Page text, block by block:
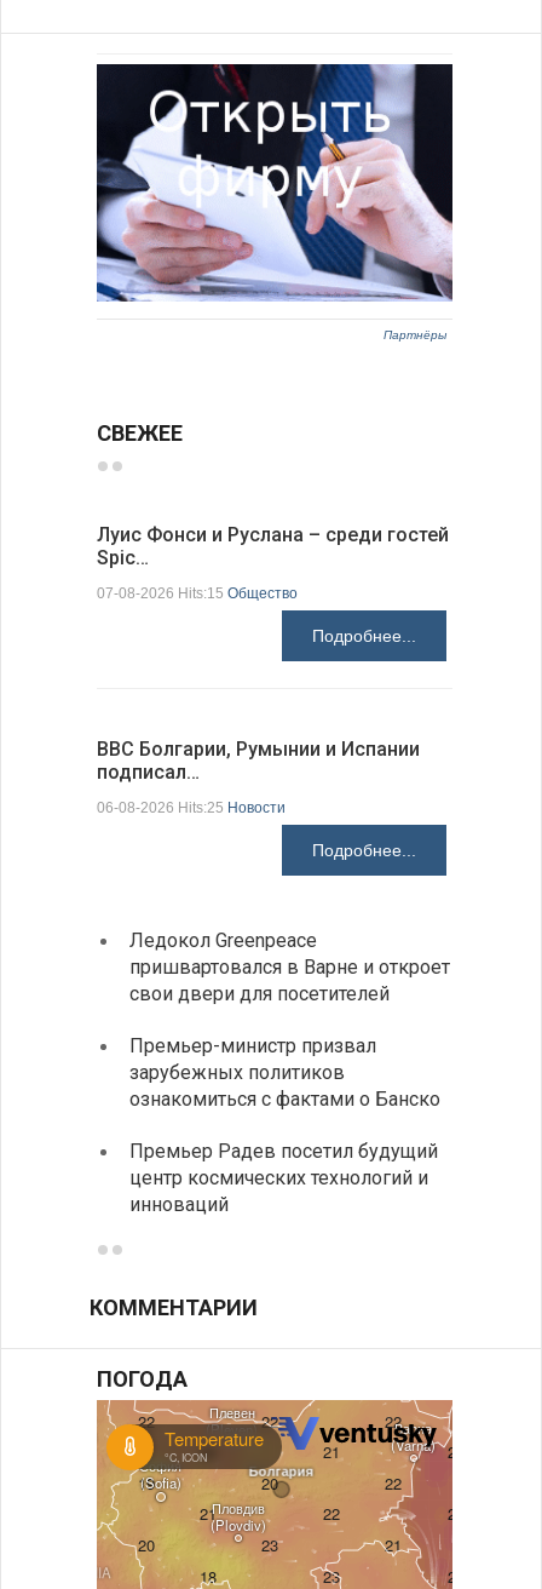
Партнёры
СВЕЖЕЕ
Луис Фонси и Руслана – среди гостей
Spic…
07-08-2026 Hits:15 Общество
Подробнее...
ВВС Болгарии, Румынии и Испании
подписал…
06-08-2026 Hits:25 Новости
Подробнее...
Ледокол Greenpeace
пришвартовался в Варне и откроет
свои двери для посетителей
Премьер-министр призвал
зарубежных политиков
ознакомиться с фактами о Банско
Премьер Радев посетил будущий
центр космических технологий и
инноваций
КОММЕНТАРИИ
ПОГОДА